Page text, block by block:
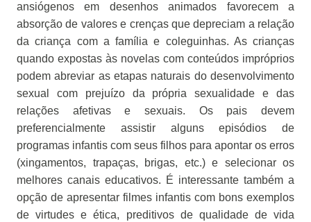
ansiógenos em desenhos animados favorecem a
absorção de valores e crenças que depreciam a relação
da criança com a família e coleguinhas. As crianças
quando expostas às novelas com conteúdos impróprios
podem abreviar as etapas naturais do desenvolvimento
sexual com prejuízo da própria sexualidade e das
relações afetivas e sexuais. Os pais devem
preferencialmente assistir alguns episódios de
programas infantis com seus filhos para apontar os erros
(xingamentos, trapaças, brigas, etc.) e selecionar os
melhores canais educativos. É interessante também a
opção de apresentar filmes infantis com bons exemplos
de virtudes e ética, preditivos de qualidade de vida